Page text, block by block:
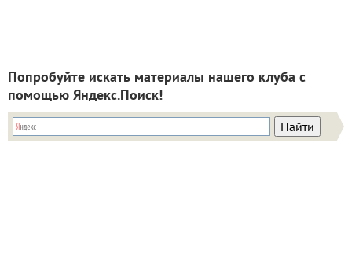
Попробуйте искать материалы нашего клуба с
помощью Яндекс.Поиск!